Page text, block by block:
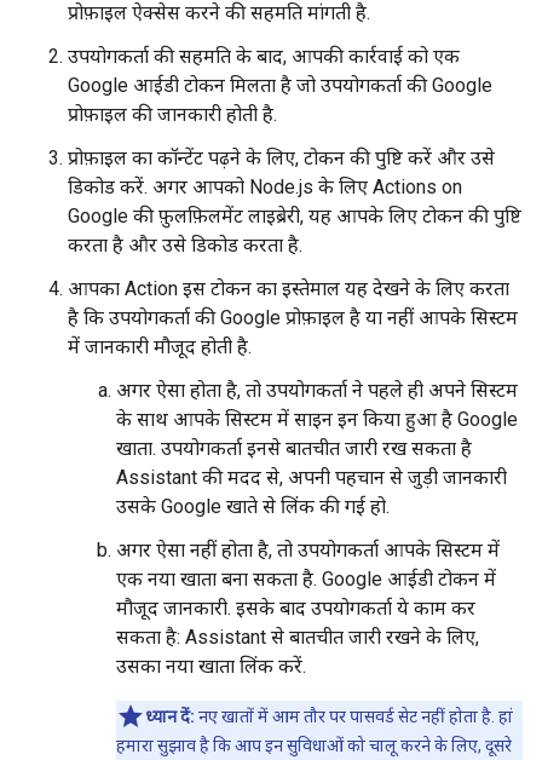
प्रोफ़ाइल ऐक्सेस करने की सहमति मांगती है.
उपयोगकर्ता की सहमति के बाद, आपकी कार्रवाई को एक
Google आईडी टोकन मिलता है जो उपयोगकर्ता की Google
प्रोफ़ाइल की जानकारी होती है.
प्रोफ़ाइल का कॉन्टेंट पढ़ने के लिए, टोकन की पुष्टि करें और उसे
डिकोड करें. अगर आपको Node.js के लिए Actions on
Google की फ़ुलफ़िलमेंट लाइब्रेरी, यह आपके लिए टोकन की पुष्टि
करता है और उसे डिकोड करता है.
आपका Action इस टोकन का इस्तेमाल यह देखने के लिए करता
है कि उपयोगकर्ता की Google प्रोफ़ाइल है या नहीं आपके सिस्टम
में जानकारी मौजूद होती है.
अगर ऐसा होता है, तो उपयोगकर्ता ने पहले ही अपने सिस्टम
के साथ आपके सिस्टम में साइन इन किया हुआ है Google
खाता. उपयोगकर्ता इनसे बातचीत जारी रख सकता है
Assistant की मदद से, अपनी पहचान से जुड़ी जानकारी
उसके Google खाते से लिंक की गई हो.
अगर ऐसा नहीं होता है, तो उपयोगकर्ता आपके सिस्टम में
एक नया खाता बना सकता है. Google आईडी टोकन में
मौजूद जानकारी. इसके बाद उपयोगकर्ता ये काम कर
सकता है: Assistant से बातचीत जारी रखने के लिए,
उसका नया खाता लिंक करें.
ध्यान दें: नए खातों में आम तौर पर पासवर्ड सेट नहीं होता है. हां
हमारा सुझाव है कि आप इन सुविधाओं को चालू करने के लिए, दूसरे